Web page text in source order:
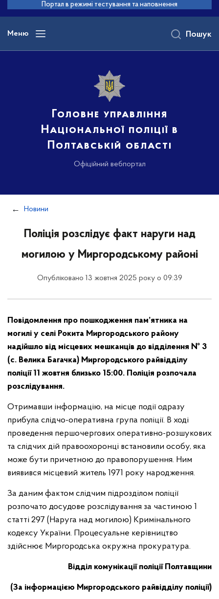
основного
вмісту
Портал в режимі тестування та наповнення
Меню
Головне управління
Національної поліції в
Полтавській області
Офіційний вебпортал
Пошук
Новини
Поліція розслідує факт наруги над
могилою у Миргородському районі
Опубліковано 13 жовтня 2025 року о 09:39
Повідомлення про пошкодження пам’ятника на
могилі у селі Рокита Миргородського району
надійшло від місцевих мешканців до відділення № 3
(с. Велика Багачка) Миргородського райвідділу
поліції 11 жовтня близько 15:00. Поліція розпочала
розслідування.
Отримавши інформацію, на місце події одразу
прибула слідчо-оперативна група поліції. В ході
проведення першочергових оперативно-розшукових
та слідчих дій правоохоронці встановили особу, яка
може бути причетною до правопорушення. Ним
виявився місцевий житель 1971 року народження.
За даним фактом слідчим підрозділом поліції
розпочато досудове розслідування за частиною 1
статті 297 (Наруга над могилою) Кримінального
кодексу України. Процесуальне керівництво
здійснює Миргородська окружна прокуратура.
Відділ комунікації поліції Полтавщини
(За інформацією Миргородського райвідділу поліції)